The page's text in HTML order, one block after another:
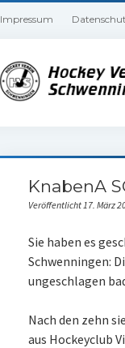
Impressum
KnabenA
Veröffentlicht 17. März
Sie haben es
Schwenningen:
ungeschlagen
Nach den zehn
aus Hockeyclub